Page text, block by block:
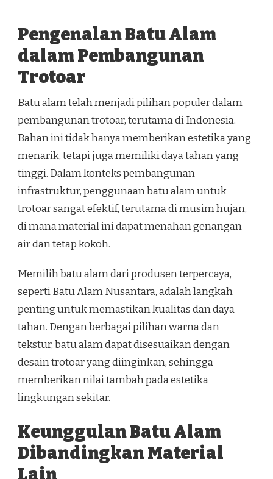
Pengenalan Batu Alam
dalam Pembangunan
Trotoar
Batu alam telah menjadi pilihan populer dalam
pembangunan trotoar, terutama di Indonesia.
Bahan ini tidak hanya memberikan estetika yang
menarik, tetapi juga memiliki daya tahan yang
tinggi. Dalam konteks pembangunan
infrastruktur, penggunaan batu alam untuk
trotoar sangat efektif, terutama di musim hujan,
di mana material ini dapat menahan genangan
air dan tetap kokoh.
Memilih batu alam dari produsen terpercaya,
seperti Batu Alam Nusantara, adalah langkah
penting untuk memastikan kualitas dan daya
tahan. Dengan berbagai pilihan warna dan
tekstur, batu alam dapat disesuaikan dengan
desain trotoar yang diinginkan, sehingga
memberikan nilai tambah pada estetika
lingkungan sekitar.
Keunggulan Batu Alam
Dibandingkan Material
Lain